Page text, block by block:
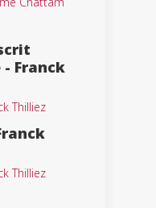
Franck
Thilliez
Thilliez